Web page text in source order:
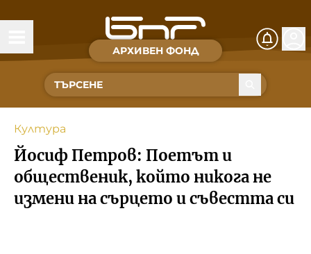
АРХИВЕН ФОНД
Времена и хора
Култура
Музика
Спорт
За Нас
Култура
Йосиф Петров: Поетът и
общественик, който никога не
измени на сърцето и съвестта си